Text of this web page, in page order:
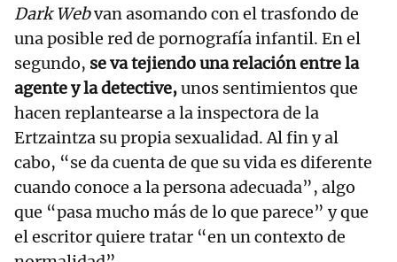
Dark Webvan asomando con el trasfondo de
una posible red de pornografía infantil. En el
segundo, se va tejiendo una relación entre la
agente y la detective,unos sentimientos que
hacen replantearse a la inspectora de la
Ertzaintza su propia sexualidad. Al fin y al
cabo, “se da cuenta de que su vida es diferente
cuando conoce a la persona adecuada”, algo
que “pasa mucho más de lo que parece” y que
el escritor quiere tratar “en un contexto de